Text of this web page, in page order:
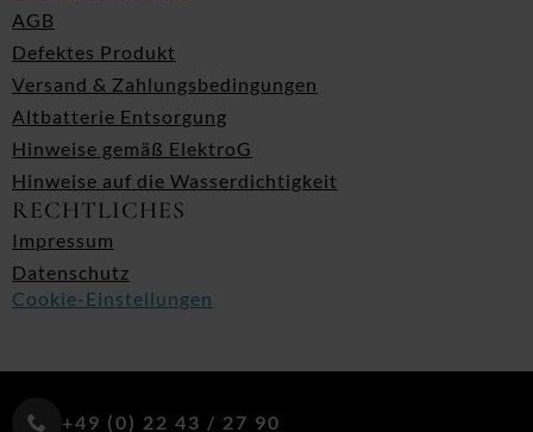
AGB
Defektes Produkt
Versand & Zahlungsbedingungen
Altbatterie Entsorgung
Hinweise gemäß ElektroG
Hinweise auf die Wasserdichtigkeit
RECHTLICHES
Impressum
Datenschutz
Cookie-Einstellungen
+49 (0) 22 43 / 27 90